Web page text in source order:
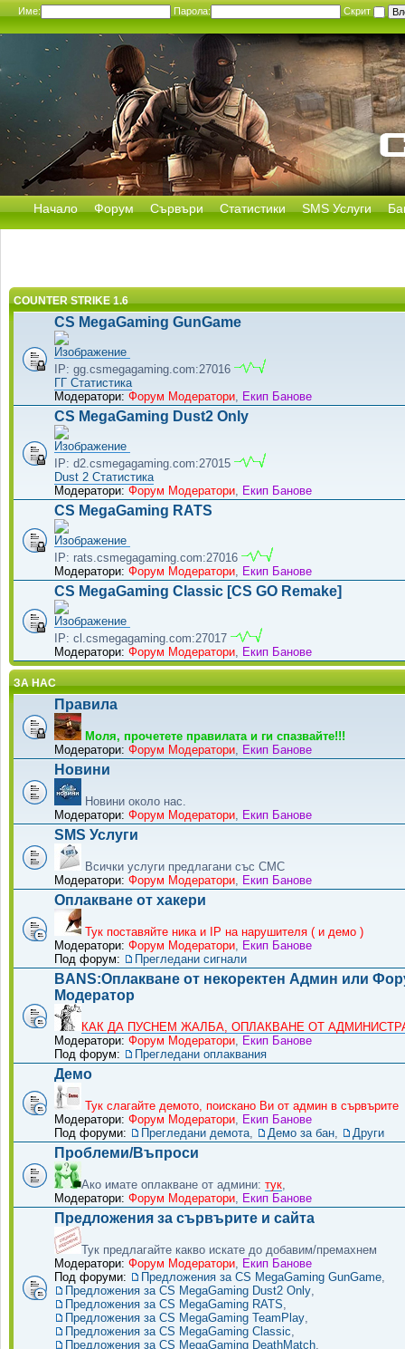
Име: Парола: Скрит
Начало Форум Сървъри Статистики SMS Услуги
COUNTER STRIKE 1.6
CS MegaGaming GunGame
IP: gg.csmegagaming.com:27016
ГГ Статистика
Модератори: Форум Модератори Екип Банове
CS MegaGaming Dust2 Only
IP: d2.csmegagaming.com:27015
Dust 2 Статистика
Модератори: Форум Модератори Екип Банове
CS MegaGaming RATS
IP: rats.csmegagaming.com:27016
Модератори: Форум Модератори Екип Банове
CS MegaGaming Classic [CS GO Remake]
IP: cl.csmegagaming.com:27017
Модератори: Форум Модератори Екип Банове
ЗА НАС
Правила
Моля, прочетете правилата и ги спазвайте!!!
Модератори: Форум Модератори Екип Банове
Новини
Новини около нас.
Модератори: Форум Модератори Екип Банове
SMS Услуги
Всички услуги предлагани със СМС
Модератори: Форум Модератори Екип Банове
Оплакване от хакери
Тук поставяйте ника и IP на нарушителя ( и демо )
Модератори: Форум Модератори Екип Банове
Под форум:
Прегледани сигнали
BANS:Оплакване от некоректен Админ или
Модератор
КАК ДА ПУСНЕМ ЖАЛБА, ОПЛАКВАНЕ ОТ
Модератори: Форум Модератори Екип Банове
Под форум:
Прегледани оплаквания
Демо
Тук слагайте демото, поискано Ви от админ в сървърите
Модератори: Форум Модератори Екип Банове
Под форуми:
Прегледани демота Демо за бан Други
Проблеми/Въпроси
Ако имате оплакване от админи: тук
Модератори: Форум Модератори Екип Банове
Предложения за сървърите и сайта
Тук предлагайте какво искате до добавим/премахнем
Модератори: Форум Модератори Екип Банове
Под форуми:
Предложения за CS MegaGaming GunGame
Предложения за CS MegaGaming Dust2 Only
Предложения за CS MegaGaming RATS
Предложения за CS MegaGaming TeamPlay
Предложения за CS MegaGaming Classic
Предложения за CS MegaGaming DeathMatch